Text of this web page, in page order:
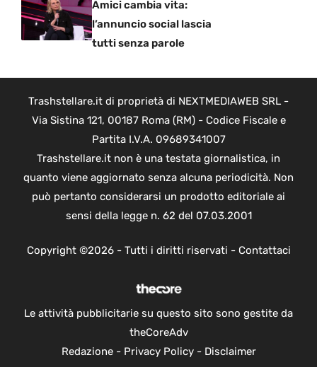
Amici cambia vita:
l’annuncio social lascia
tutti senza parole
Trashstellare.it di proprietà di NEXTMEDIAWEB SRL -
Via Sistina 121, 00187 Roma (RM) - Codice Fiscale e
Partita I.V.A. 09689341007
Trashstellare.it non è una testata giornalistica, in
quanto viene aggiornato senza alcuna periodicità. Non
può pertanto considerarsi un prodotto editoriale ai
sensi della legge n. 62 del 07.03.2001
Copyright ©2026 - Tutti i diritti riservati - Contattaci
Le attività pubblicitarie su questo sito sono gestite da
theCoreAdv
Redazione- Privacy Policy- Disclaimer